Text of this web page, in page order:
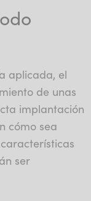
aplicada, el
de unas
implantación
cómo sea
ser